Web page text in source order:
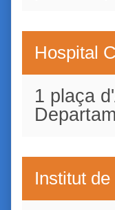
Hospital
1 plaça
Institut